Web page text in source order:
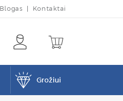
Blogas Kontaktai
Grožiui